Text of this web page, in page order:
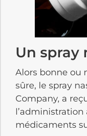
Un spray
Alors bonne ou
sûre, le spray
Company, a
médicaments